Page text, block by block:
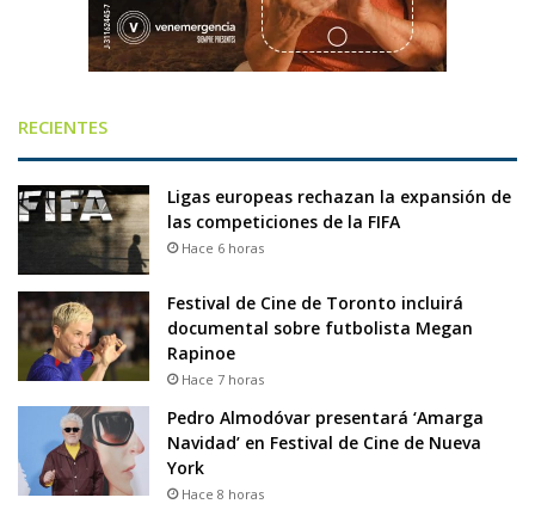
RECIENTES
Ligas europeas rechazan la expansión de
las competiciones de la FIFA
Hace 6 horas
Festival de Cine de Toronto incluirá
documental sobre futbolista Megan
Rapinoe
Hace 7 horas
Pedro Almodóvar presentará ‘Amarga
Navidad’ en Festival de Cine de Nueva
York
Hace 8 horas